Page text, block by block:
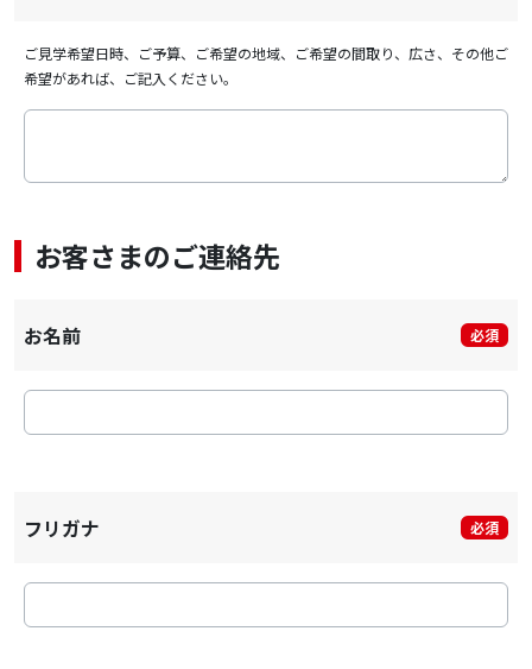
ご見学希望日時、ご予算、ご希望の地域、ご希望の間取り、広さ、その他ご
希望があれば、ご記入ください。
お客さまのご連絡先
お名前 必須
フリガナ 必須